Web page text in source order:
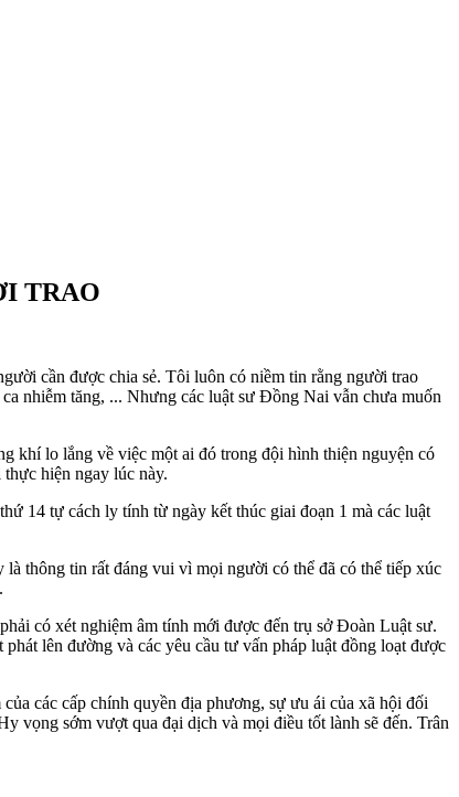
TRAO
cần được chia sẻ. Tôi luôn có niềm tin rằng người trao
nhiễm tăng, ... Nhưng các luật sư Đồng Nai vẫn chưa muốn
khí lo lắng về việc một ai đó trong đội hình thiện nguyện có
hiện ngay lúc này.
14 tự cách ly tính từ ngày kết thúc giai đoạn 1 mà các luật
thông tin rất đáng vui vì mọi người có thể đã có thể tiếp xúc
có xét nghiệm âm tính mới được đến trụ sở Đoàn Luật sư.
lên đường và các yêu cầu tư vấn pháp luật đồng loạt được
các cấp chính quyền địa phương, sự ưu ái của xã hội đối
vọng sớm vượt qua đại dịch và mọi điều tốt lành sẽ đến. Trân